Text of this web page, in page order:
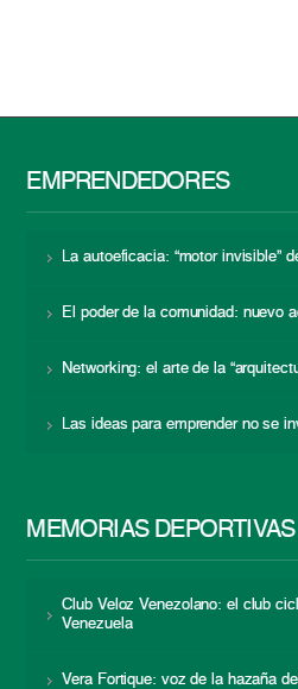
EMPRENDEDORES
La autoeficacia: “motor invisible”
El poder de la comunidad: nuevo
Networking: el arte de la
Las ideas para emprender no se
MEMORIAS DEPORTIVAS
Club Veloz Venezolano: el club
Venezuela
Vera Fortique: voz de la hazaña